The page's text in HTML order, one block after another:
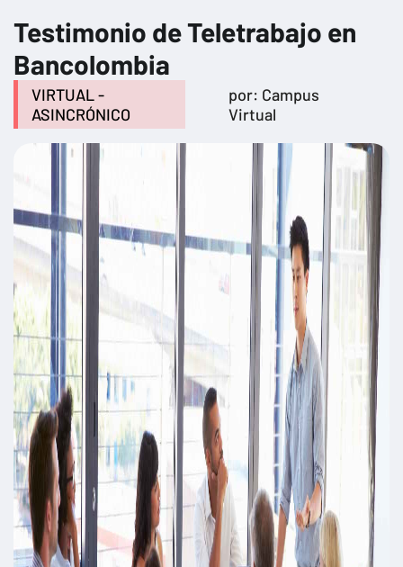
Testimonio de Teletrabajo en
Bancolombia
VIRTUAL -
ASINCRÓNICO
por: Campus
Virtual